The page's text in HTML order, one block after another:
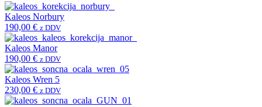
Kaleos Norbury
190,00 € z DDV
Kaleos Manor
190,00 € z DDV
Kaleos Wren 5
230,00 € z DDV